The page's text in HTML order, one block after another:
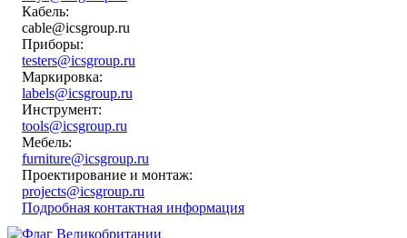
Кабель:
cable@icsgroup.ru
Приборы:
testers@icsgroup.ru
Маркировка:
labels@icsgroup.ru
Инструмент:
tools@icsgroup.ru
Мебель:
furniture@icsgroup.ru
Проектирование и монтаж:
projects@icsgroup.ru
Подробная контактная информация